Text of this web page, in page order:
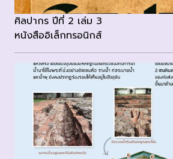
ศิลปากร ปีที่ 2 เล่ม 3
หนังสืออิเล็กทรอนิกส์